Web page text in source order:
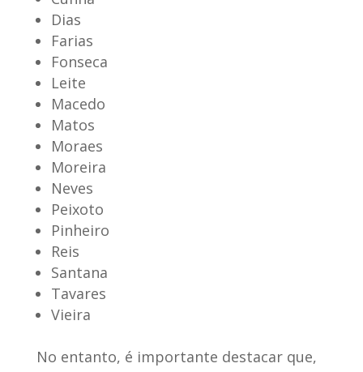
Dias
Farias
Fonseca
Leite
Macedo
Matos
Moraes
Moreira
Neves
Peixoto
Pinheiro
Reis
Santana
Tavares
Vieira
No entanto, é importante destacar que,